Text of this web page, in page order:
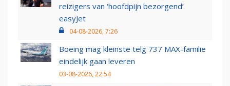
reizigers van ‘hoofdpijn bezorgend’
easyJet
04-08-2026, 7:26
Boeing mag kleinste telg 737 MAX-familie
eindelijk gaan leveren
03-08-2026, 22:54